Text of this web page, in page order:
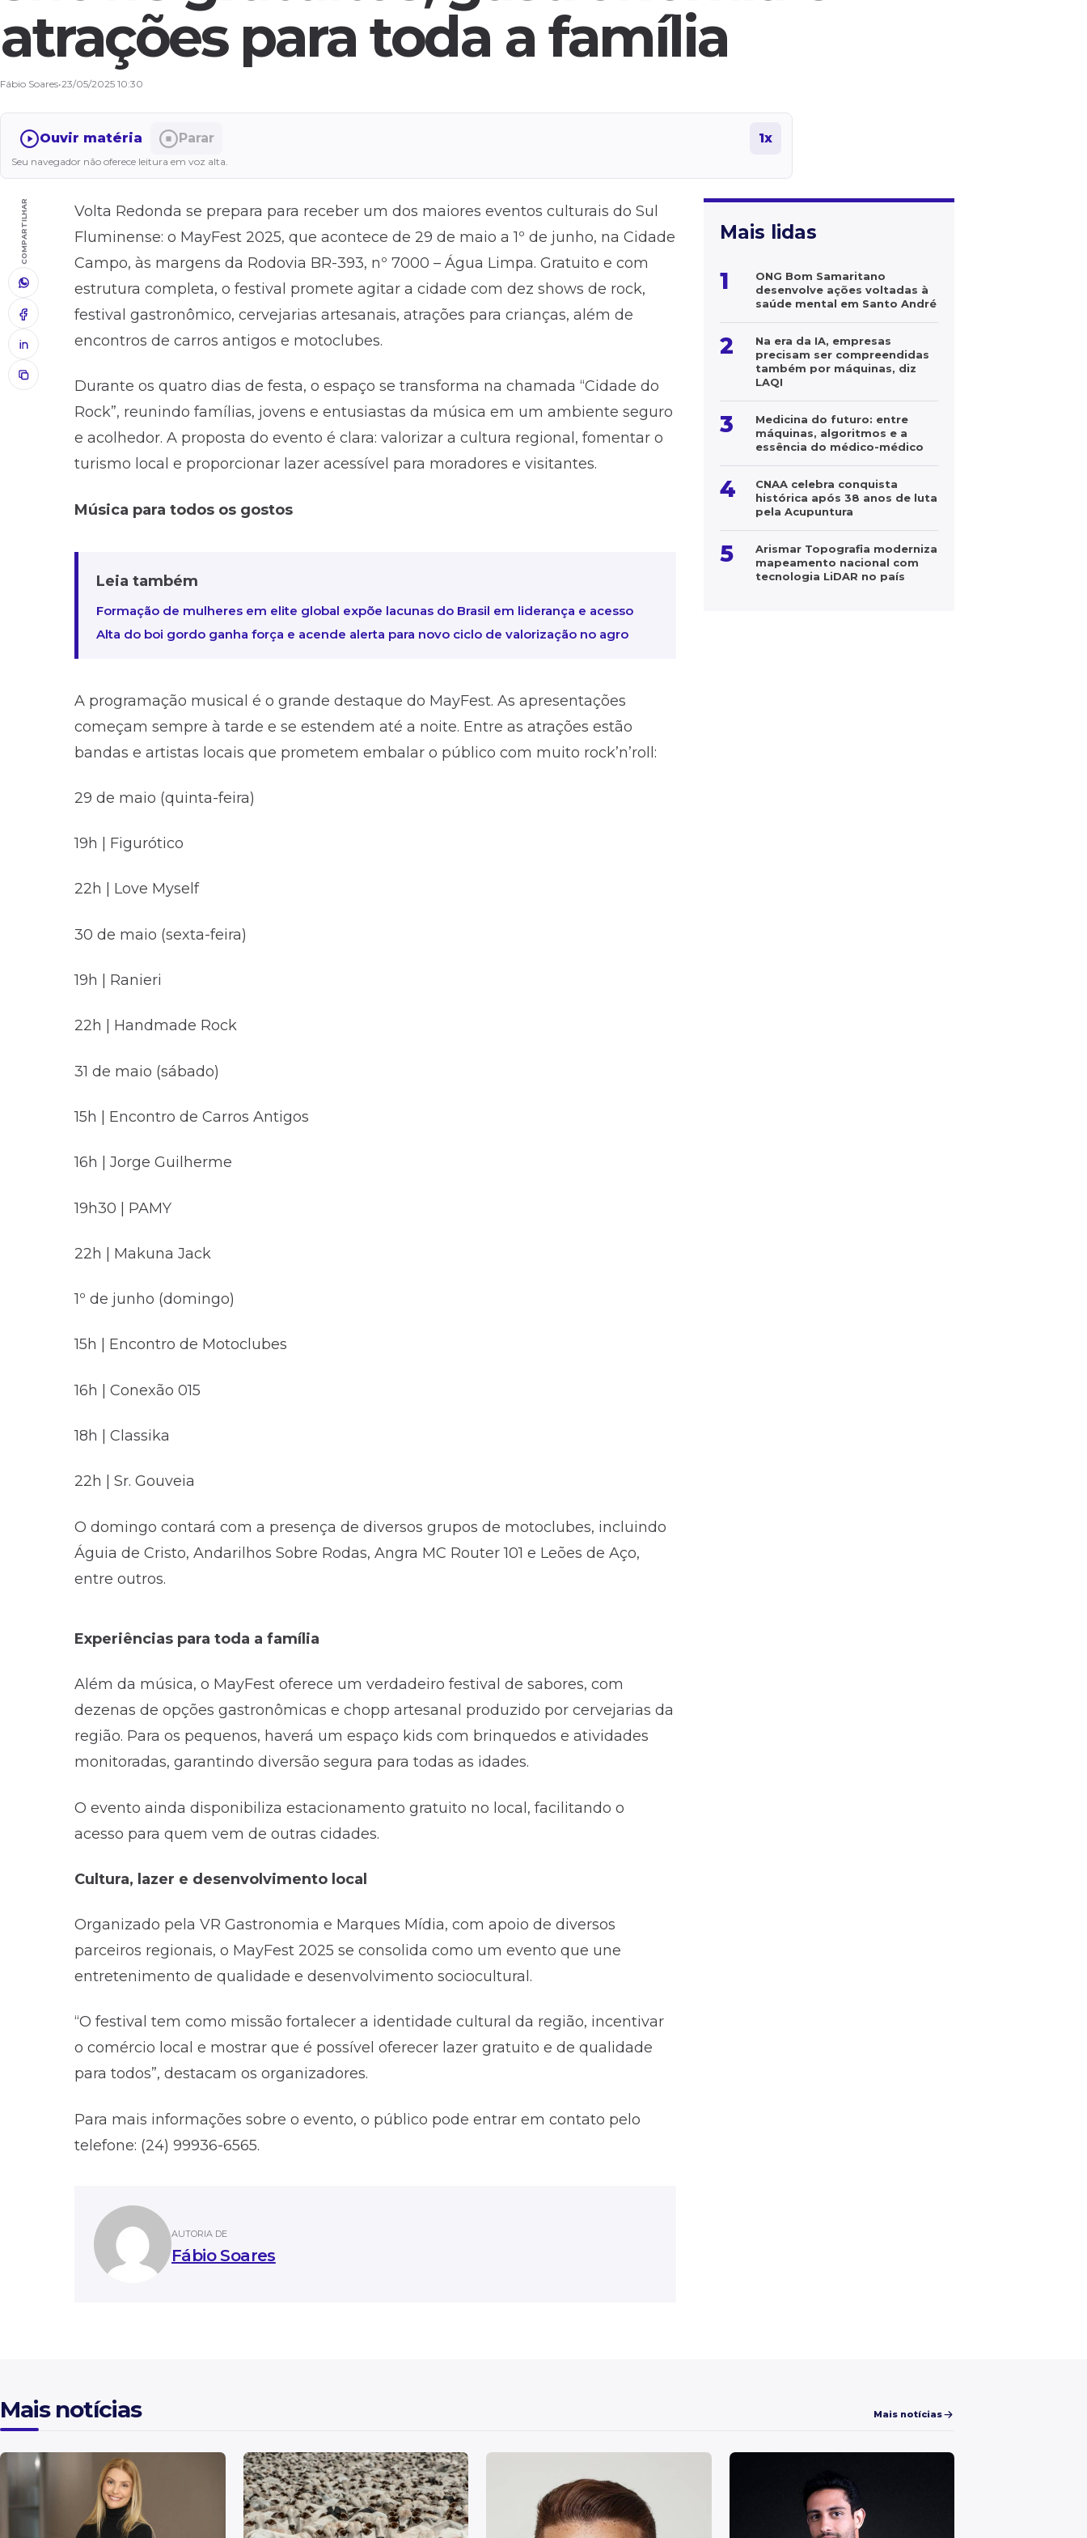
atrações para toda a família
Fábio Soares•23/05/2025 10:30
Ouvir matéria Parar 1x
Seu navegador não oferece leitura em voz alta.
COMPARTILHAR
Volta Redonda se prepara para receber um dos maiores eventos culturais do Sul
Fluminense: o MayFest 2025, que acontece de 29 de maio a 1º de junho, na Cidade
Campo, às margens da Rodovia BR-393, nº 7000 – Água Limpa. Gratuito e com
estrutura completa, o festival promete agitar a cidade com dez shows de rock,
festival gastronômico, cervejarias artesanais, atrações para crianças, além de
encontros de carros antigos e motoclubes.
Durante os quatro dias de festa, o espaço se transforma na chamada “Cidade do
Rock”, reunindo famílias, jovens e entusiastas da música em um ambiente seguro
e acolhedor. A proposta do evento é clara: valorizar a cultura regional, fomentar o
turismo local e proporcionar lazer acessível para moradores e visitantes.
Música para todos os gostos
Leia também
Formação de mulheres em elite global expõe lacunas do Brasil em liderança e acesso
Alta do boi gordo ganha força e acende alerta para novo ciclo de valorização no agro
A programação musical é o grande destaque do MayFest. As apresentações
começam sempre à tarde e se estendem até a noite. Entre as atrações estão
bandas e artistas locais que prometem embalar o público com muito rock’n’roll:
29 de maio (quinta-feira)
19h | Figurótico
22h | Love Myself
30 de maio (sexta-feira)
19h | Ranieri
22h | Handmade Rock
31 de maio (sábado)
15h | Encontro de Carros Antigos
16h | Jorge Guilherme
19h30 | PAMY
22h | Makuna Jack
1º de junho (domingo)
15h | Encontro de Motoclubes
16h | Conexão 015
18h | Classika
22h | Sr. Gouveia
O domingo contará com a presença de diversos grupos de motoclubes, incluindo
Águia de Cristo, Andarilhos Sobre Rodas, Angra MC Router 101 e Leões de Aço,
entre outros.
Experiências para toda a família
Além da música, o MayFest oferece um verdadeiro festival de sabores, com
dezenas de opções gastronômicas e chopp artesanal produzido por cervejarias da
região. Para os pequenos, haverá um espaço kids com brinquedos e atividades
monitoradas, garantindo diversão segura para todas as idades.
O evento ainda disponibiliza estacionamento gratuito no local, facilitando o
acesso para quem vem de outras cidades.
Cultura, lazer e desenvolvimento local
Organizado pela VR Gastronomia e Marques Mídia, com apoio de diversos
parceiros regionais, o MayFest 2025 se consolida como um evento que une
entretenimento de qualidade e desenvolvimento sociocultural.
“O festival tem como missão fortalecer a identidade cultural da região, incentivar
o comércio local e mostrar que é possível oferecer lazer gratuito e de qualidade
para todos”, destacam os organizadores.
Para mais informações sobre o evento, o público pode entrar em contato pelo
telefone: (24) 99936-6565.
AUTORIA DE
Fábio Soares
Mais lidas
1
ONG Bom Samaritano
desenvolve ações voltadas à
saúde mental em Santo André
2
Na era da IA, empresas
precisam ser compreendidas
também por máquinas, diz
LAQI
3
Medicina do futuro: entre
máquinas, algoritmos e a
essência do médico-médico
4
CNAA celebra conquista
histórica após 38 anos de luta
pela Acupuntura
5
Arismar Topografia moderniza
mapeamento nacional com
tecnologia LiDAR no país
Mais notícias Mais notícias